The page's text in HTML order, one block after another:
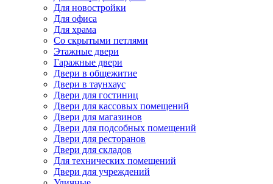
Для новостройки
Для офиса
Для храма
Со скрытыми петлями
Этажные двери
Гаражные двери
Двери в общежитие
Двери в таунхаус
Двери для гостиниц
Двери для кассовых помещений
Двери для магазинов
Двери для подсобных помещений
Двери для ресторанов
Двери для складов
Для технических помещений
Двери для учреждений